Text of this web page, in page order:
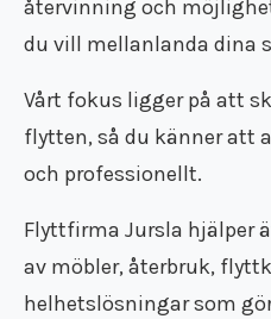
återvinning och
du vill mellanlanda dina
Vårt fokus ligger på att
flytten, så du känner att
och professionellt.
Flyttfirma Jursla hjälper
av möbler, återbruk,
helhetslösningar som